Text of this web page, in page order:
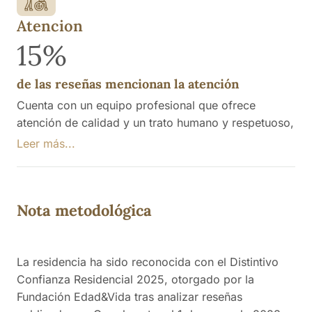
el interés del director en el bienestar de los
residentes.
Atencion
15%
de las reseñas mencionan la atención
Cuenta con un equipo profesional que ofrece
atención de calidad y un trato humano y respetuoso,
lo que permite a los usuarios sentirse cuidados y
los residentes.
Leer más...
Nota metodológica
La residencia ha sido reconocida con el Distintivo
Confianza Residencial 2025, otorgado por la
Fundación Edad&Vida tras analizar reseñas